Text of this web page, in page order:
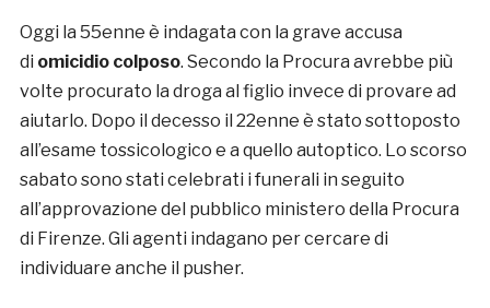
Oggi la 55enne è indagata con la grave accusa
di omicidio colposo. Secondo la Procura avrebbe più
volte procurato la droga al figlio invece di provare ad
aiutarlo. Dopo il decesso il 22enne è stato sottoposto
all’esame tossicologico e a quello autoptico. Lo scorso
sabato sono stati celebrati i funerali in seguito
all’approvazione del pubblico ministero della Procura
di Firenze. Gli agenti indagano per cercare di
individuare anche il pusher.